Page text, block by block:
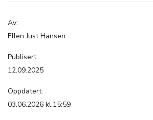
Av:
Ellen Just Hansen
Publisert:
12.09.2025
Oppdatert:
03.06.2026 kl.15:59